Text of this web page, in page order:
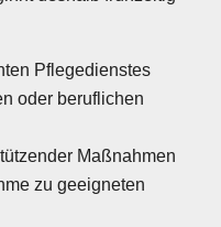
Pflegedienstes
oder beruflichen
Maßnahmen
zu geeigneten